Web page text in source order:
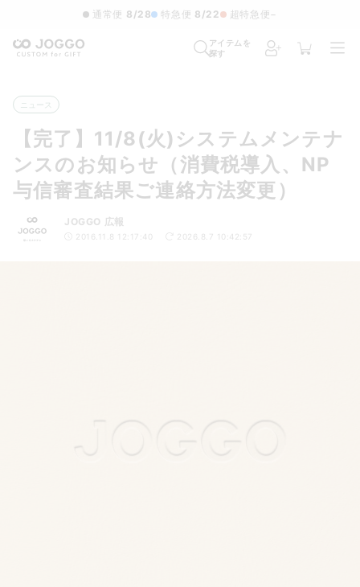
通常便 8/28 特急便 8/22 超特急便−
アイテムを
探す
ニュース
【完了】11/8(火)システムメンテナ
ンスのお知らせ（消費税導入、NP
与信審査結果ご連絡方法変更）
JOGGO 広報
2016.11.8 12:17:40 2026.8.7 10:42:57